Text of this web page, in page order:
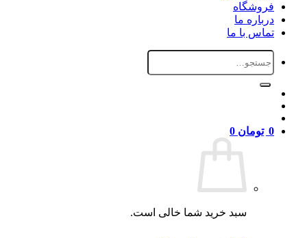
فروشگاه
درباره ما
تماس با ما
جستجو
برای:
0 تومان 0
سبد خرید شما خالی است.